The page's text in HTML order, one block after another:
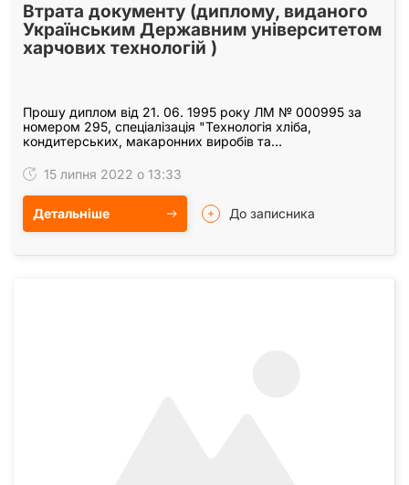
Втрата документу (диплому, виданого
Українським Державним університетом
харчових технологій )
Прошу диплом від 21. 06. 1995 року ЛМ № 000995 за
номером 295, спеціалізація "Технологія хліба,
кондитерських, макаронних виробів та
університетом…
15 липня 2022 о 13:33
Детальніше До записника